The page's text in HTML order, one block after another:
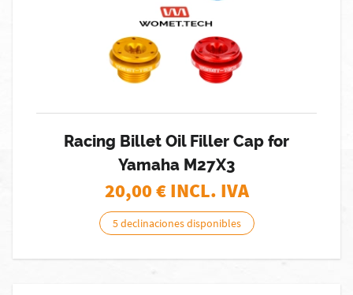
Racing Billet Oil Filler Cap for
Yamaha M27X3
20,00€ INCL. IVA
5 declinaciones disponibles